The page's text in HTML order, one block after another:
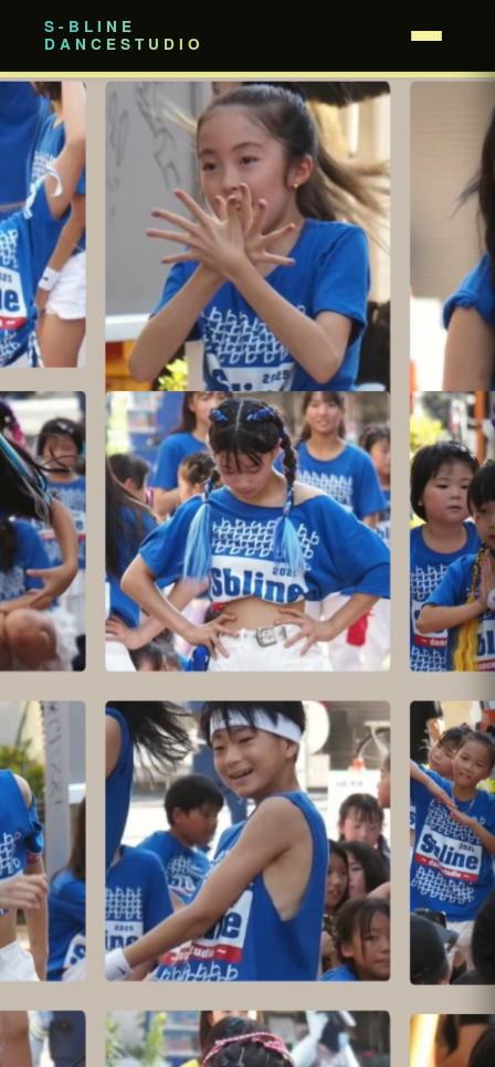
S-BLINE
DANCESTUDIO